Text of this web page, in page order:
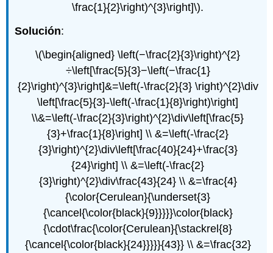
\frac{1}{2}\right)^{3}\right]\).
Solución:
\(\begin{aligned} \left(−\frac{2}{3}\right)^{2}
÷\left[\frac{5}{3}−\left(−\frac{1}
{2}\right)^{3}\right]&=\left(-\frac{2}{3} \right)^{2}\div
\left[\frac{5}{3}-\left(-\frac{1}{8}\right)\right]
\\&=\left(-\frac{2}{3}\right)^{2}\div\left[\frac{5}
{3}+\frac{1}{8}\right] \\ &=\left(-\frac{2}
{3}\right)^{2}\div\left[\frac{40}{24}+\frac{3}
{24}\right] \\ &=\left(-\frac{2}
{3}\right)^{2}\div\frac{43}{24} \\ &=\frac{4}
{\color{Cerulean}{\underset{3}
{\cancel{\color{black}{9}}}}}\color{black}
{\cdot\frac{\color{Cerulean}{\stackrel{8}
{\cancel{\color{black}{24}}}}}{43}} \\ &=\frac{32}